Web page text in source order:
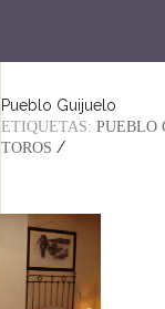
Pueblo Guijuelo
ETIQUETAS: PUEBLO
TOROS /